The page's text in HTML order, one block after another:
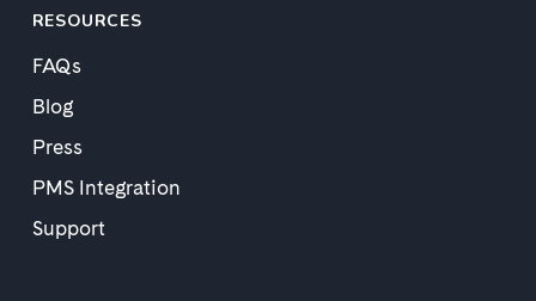
RESOURCES
FAQs
Blog
Press
PMS Integration
Support